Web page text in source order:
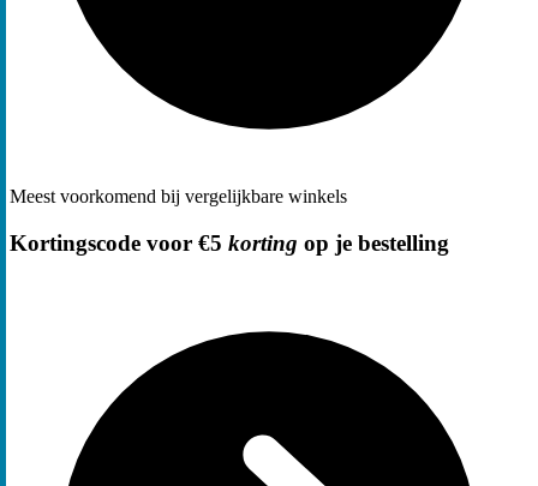
Meest voorkomend bij vergelijkbare winkels
Kortingscode voor €5 korting op je bestelling